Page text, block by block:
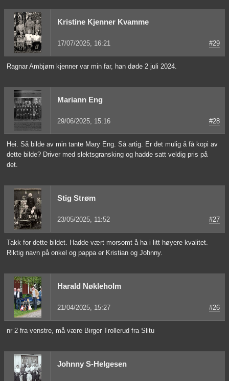
Kristine Kjenner Kvamme
17/07/2025, 16:21 #29
Ragnar Ambjørn kjenner var min far, han døde 2 juli 2024.
Mariann Eng
29/06/2025, 15:16 #28
Hei. Så bilde av min tante Mary Eng. Så artig. Er det mulig å få kopi av
dette bilde? Driver med slektsgransking og hadde satt veldig pris på
det.
Stig Strøm
23/05/2025, 11:52 #27
Takk for dette bildet. Hadde vært morsomt å ha i litt høyere kvalitet.
Riktig navn på onkel og pappa er Kristian og Johnny.
Harald Nøkleholm
21/04/2025, 15:27 #26
nr 2 fra venstre, må være Birger Trollerud fra Slitu
Johnny S-Helgesen